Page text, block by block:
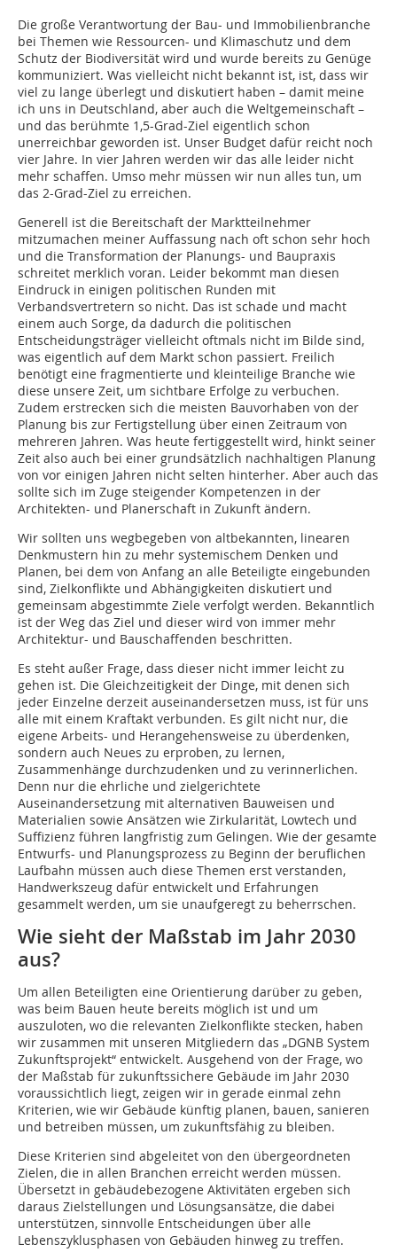
Die große Verantwortung der Bau- und Immobilienbranche
bei Themen wie Ressourcen- und Klimaschutz und dem
Schutz der Biodiversität wird und wurde bereits zu Genüge
kommuniziert. Was vielleicht nicht bekannt ist, ist, dass wir
viel zu lange überlegt und diskutiert haben – damit meine
ich uns in Deutschland, aber auch die Weltgemeinschaft –
und das berühmte 1,5-Grad-Ziel eigentlich schon
unerreichbar geworden ist. Unser Budget dafür reicht noch
vier Jahre. In vier Jahren werden wir das alle leider nicht
mehr schaffen. Umso mehr müssen wir nun alles tun, um
das 2-Grad-Ziel zu erreichen.
Generell ist die Bereitschaft der Marktteilnehmer
mitzumachen meiner Auffassung nach oft schon sehr hoch
und die Transformation der Planungs- und Baupraxis
schreitet merklich voran. Leider bekommt man diesen
Eindruck in einigen politischen Runden mit
Verbandsvertretern so nicht. Das ist schade und macht
einem auch Sorge, da dadurch die politischen
Entscheidungsträger vielleicht oftmals nicht im Bilde sind,
was eigentlich auf dem Markt schon passiert. Freilich
benötigt eine fragmentierte und kleinteilige Branche wie
diese unsere Zeit, um sichtbare Erfolge zu verbuchen.
Zudem erstrecken sich die meisten Bauvorhaben von der
Planung bis zur Fertigstellung über einen Zeitraum von
mehreren Jahren. Was heute fertiggestellt wird, hinkt seiner
Zeit also auch bei einer grundsätzlich nachhaltigen Planung
von vor einigen Jahren nicht selten hinterher. Aber auch das
sollte sich im Zuge steigender Kompetenzen in der
Architekten- und Planerschaft in Zukunft ändern.
Wir sollten uns wegbegeben von altbekannten, linearen
Denkmustern hin zu mehr systemischem Denken und
Planen, bei dem von Anfang an alle Beteiligte eingebunden
sind, Zielkonflikte und Abhängigkeiten diskutiert und
gemeinsam abgestimmte Ziele verfolgt werden. Bekanntlich
ist der Weg das Ziel und dieser wird von immer mehr
Architektur- und Bauschaffenden beschritten.
Es steht außer Frage, dass dieser nicht immer leicht zu
gehen ist. Die Gleichzeitigkeit der Dinge, mit denen sich
jeder Einzelne derzeit ausein­andersetzen muss, ist für uns
alle mit einem Kraftakt verbunden. Es gilt nicht nur, die
eigene Arbeits- und Herangehensweise zu überdenken,
sondern auch Neues zu erproben, zu lernen,
Zusammenhänge durchzudenken und zu verinnerlichen.
Denn nur die ehrliche und zielgerichtete
Auseinandersetzung mit alternativen Bauweisen und
Materialien sowie Ansätzen wie Zirkularität, Lowtech und
Suffizienz führen langfristig zum Gelingen. Wie der gesamte
Entwurfs- und Planungsprozess zu Beginn der beruflichen
Laufbahn müssen auch diese Themen erst verstanden,
Handwerkszeug dafür entwickelt und Erfahrungen
gesammelt werden, um sie unaufgeregt zu beherrschen.
Wie sieht der Maßstab im Jahr 2030
aus?
Um allen Beteiligten eine Orientierung darüber zu geben,
was beim Bauen heute bereits möglich ist und um
auszuloten, wo die relevanten Zielkonflikte stecken, haben
wir zusammen mit unseren Mitgliedern das „DGNB System
Zukunftsprojekt“ entwickelt. Ausgehend von der Frage, wo
der Maßstab für zukunftssichere Gebäude im Jahr 2030
voraussichtlich liegt, zeigen wir in gerade einmal zehn
Kriterien, wie wir Gebäude künftig planen, bauen, sanieren
und betreiben müssen, um zukunftsfähig zu bleiben.
Diese Kriterien sind abgeleitet von den übergeordneten
Zielen, die in allen Branchen erreicht werden müssen.
Übersetzt in gebäudebezogene Aktivitäten ergeben sich
daraus Zielstellungen und Lösungsansätze, die dabei
unterstützen, sinnvolle Entscheidungen über alle
Lebenszyklusphasen von Gebäuden hinweg zu treffen.